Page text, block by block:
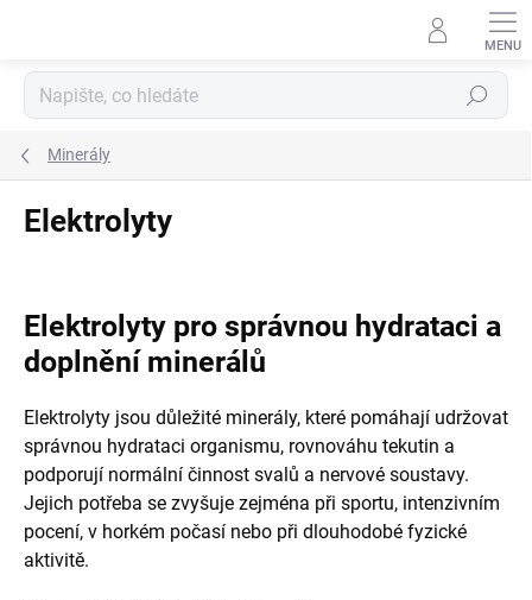
Hledat
Minerály
Elektrolyty
Elektrolyty pro správnou hydrataci a
doplnění minerálů
Elektrolyty jsou důležité minerály, které pomáhají udržovat
správnou hydrataci organismu, rovnováhu tekutin a
podporují normální činnost svalů a nervové soustavy.
Jejich potřeba se zvyšuje zejména při sportu, intenzivním
pocení, v horkém počasí nebo při dlouhodobé fyzické
aktivitě.